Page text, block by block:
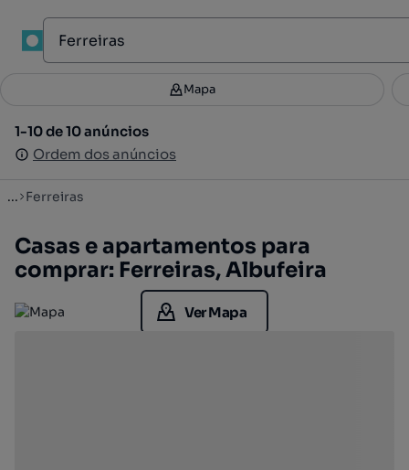
Filtros 1
1-10 de 10 anúncios
Ordem dos anúncios
Mapa
1-10 de 10 anúncios
Ordem dos anúncios
... Ferreiras
Casas e apartamentos para
comprar: Ferreiras, Albufeira
Ver Mapa